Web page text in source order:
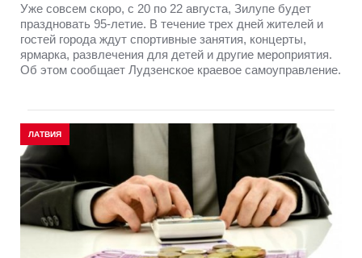
Уже совсем скоро, с 20 по 22 августа, Зилупе будет
праздновать 95-летие. В течение трех дней жителей и
гостей города ждут спортивные занятия, концерты,
ярмарка, развлечения для детей и другие мероприятия.
Об этом сообщает Лудзенское краевое самоуправление.
ЛАТВИЯ